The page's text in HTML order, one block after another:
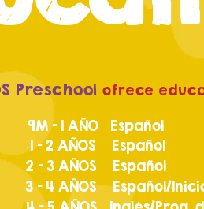
Preschool ofrece
9M - 1 AÑO Español
2 AÑOS Español
Español
AÑOS Español/Inicio